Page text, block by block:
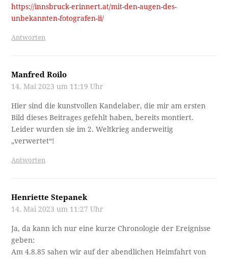
https://innsbruck-erinnert.at/mit-den-augen-des-
unbekannten-fotografen-ii/
Antworten
Manfred Roilo
14. Mai 2023 um 11:19 Uhr
Hier sind die kunstvollen Kandelaber, die mir am ersten
Bild dieses Beitrages gefehlt haben, bereits montiert.
Leider wurden sie im 2. Weltkrieg anderweitig
„verwertet“!
Antworten
Henriette Stepanek
14. Mai 2023 um 11:27 Uhr
Ja, da kann ich nur eine kurze Chronologie der Ereignisse
geben:
Am 4.8.85 sahen wir auf der abendlichen Heimfahrt von